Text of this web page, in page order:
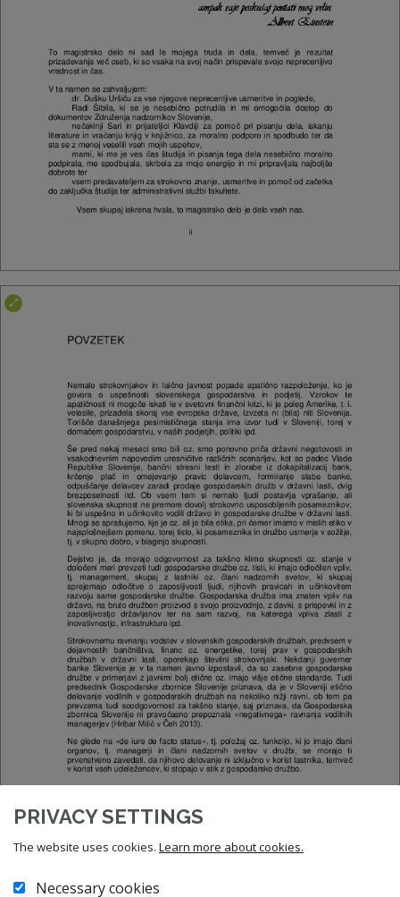
PRIVACY SETTINGS
The website uses cookies. Learn more about cookies.
Necessary cookies